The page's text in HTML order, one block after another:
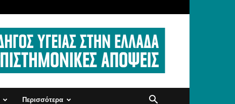
Περισσότερα